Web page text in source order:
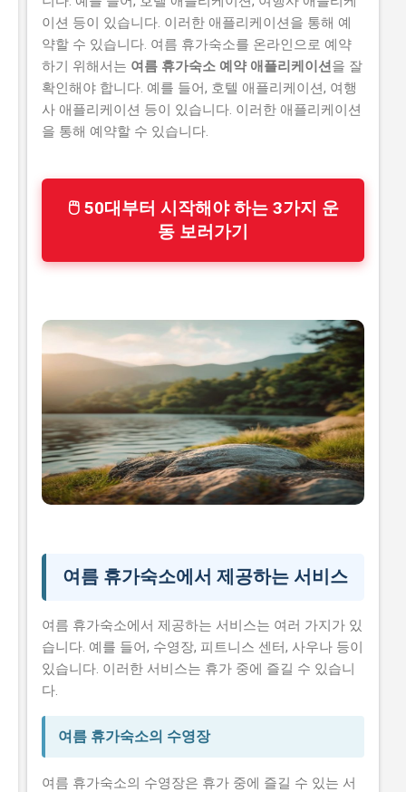
이션 등이 있습니다. 이러한 애플리케이션을 통해 예
약할 수 있습니다. 여름 휴가숙소를 온라인으로 예약
하기 위해서는 여름 휴가숙소 예약 애플리케이션을 잘
확인해야 합니다. 예를 들어, 호텔 애플리케이션, 여행
사 애플리케이션 등이 있습니다. 이러한 애플리케이션
을 통해 예약할 수 있습니다.
🖱 50대부터 시작해야 하는 3가지 운
동 보러가기
여름 휴가숙소에서 제공하는 서비스
여름 휴가숙소에서 제공하는 서비스는 여러 가지가 있
습니다. 예를 들어, 수영장, 피트니스 센터, 사우나 등이
있습니다. 이러한 서비스는 휴가 중에 즐길 수 있습니
다.
여름 휴가숙소의 수영장
여름 휴가숙소의 수영장은 휴가 중에 즐길 수 있는 서